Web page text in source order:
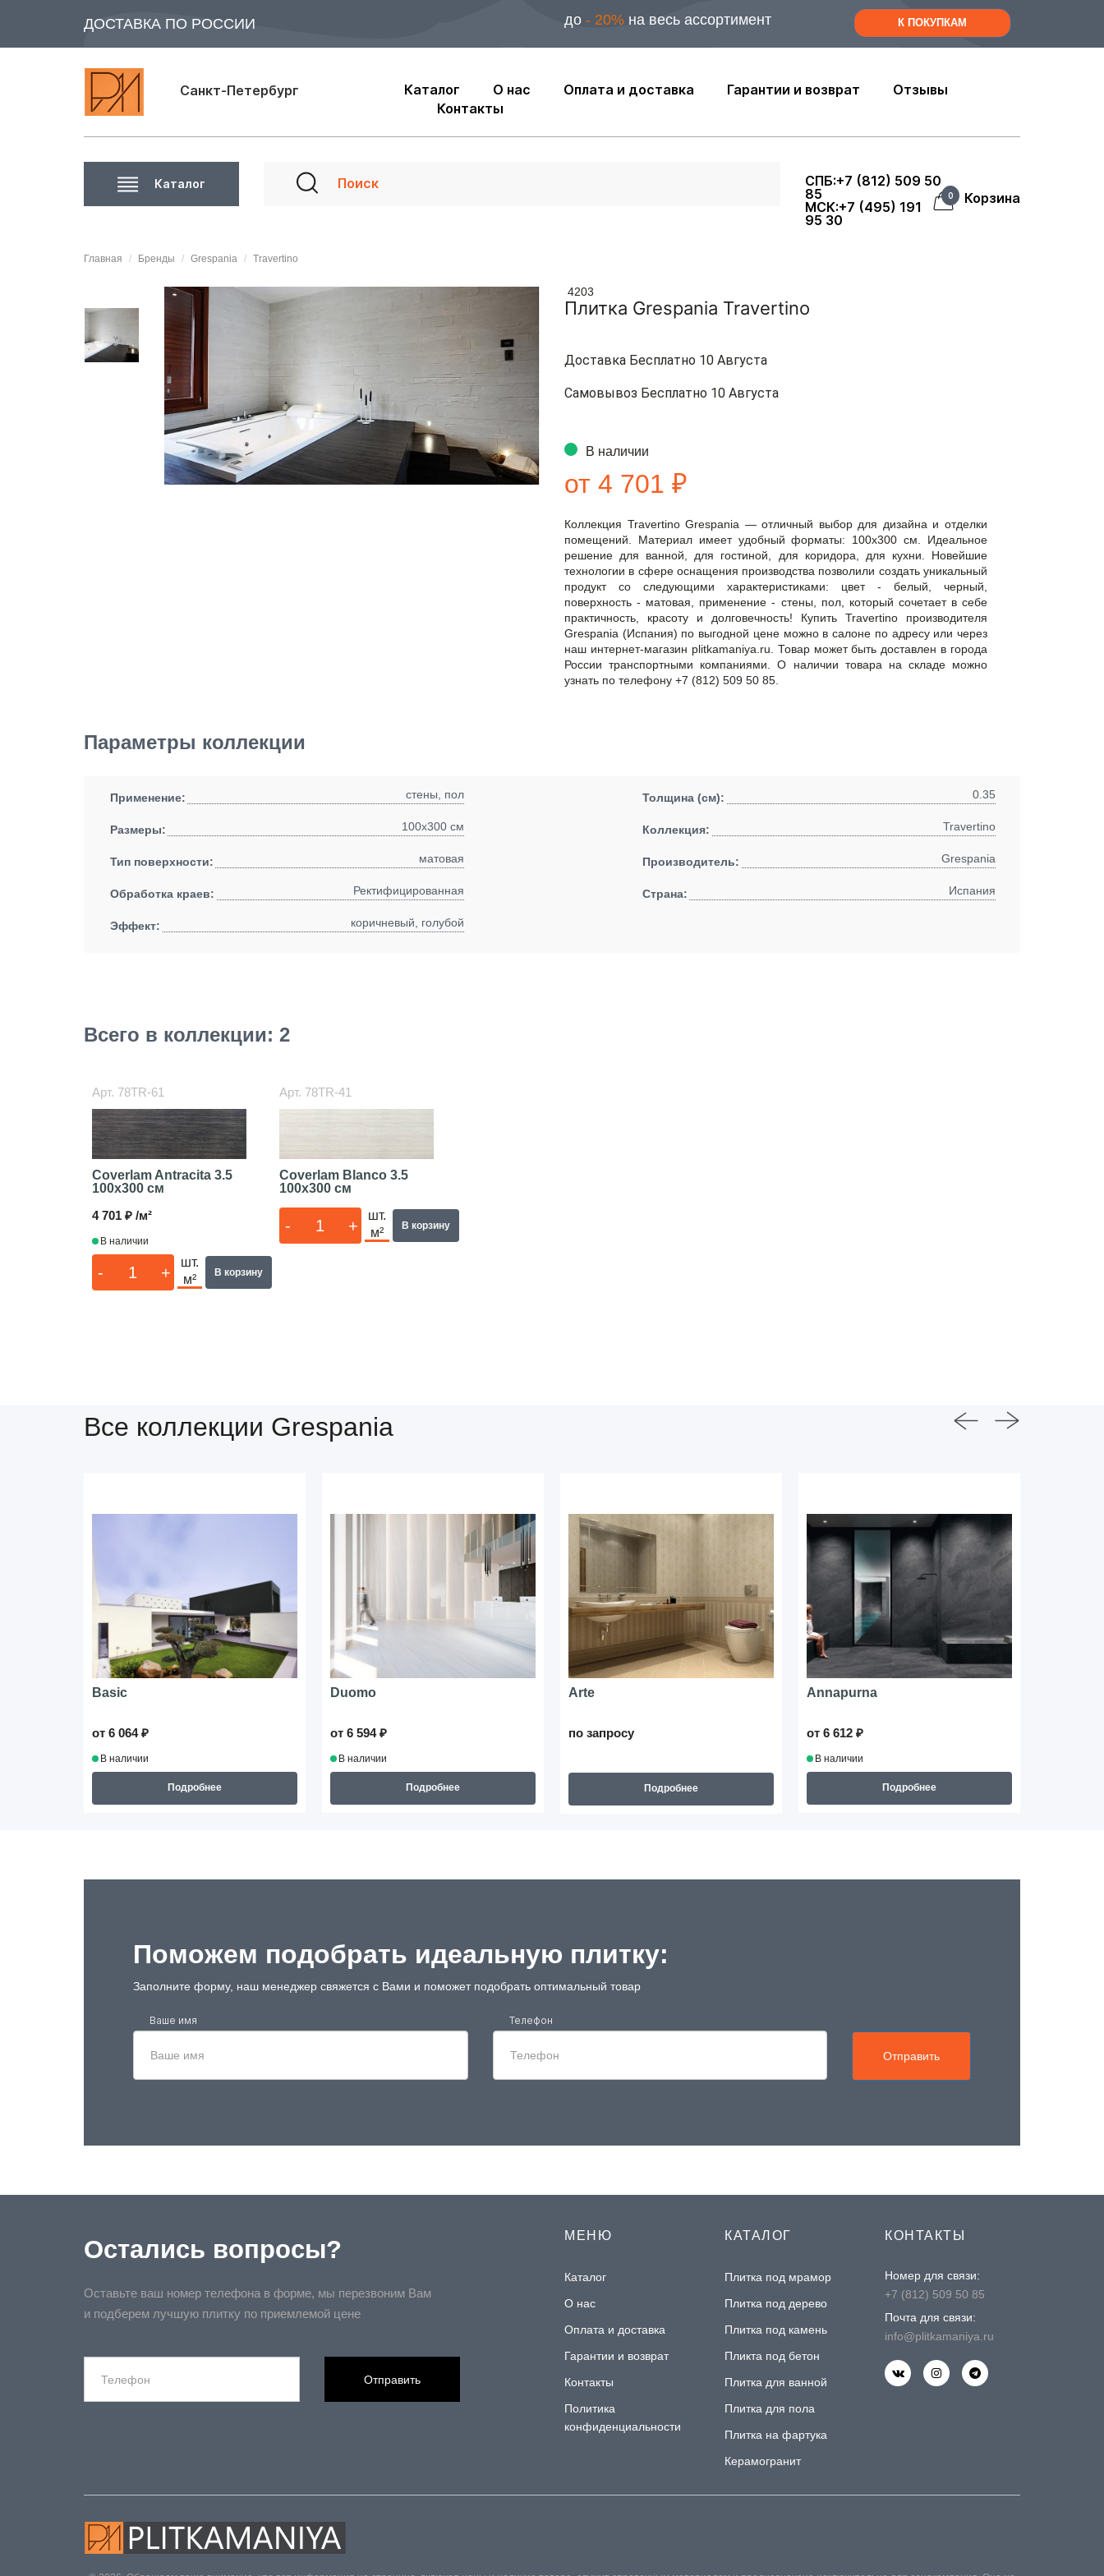
ДОСТАВКА ПО РОССИИ до - 20% на весь ассортимент К ПОКУПКАМ
Санкт-Петербург Каталог О нас Оплата и доставка Гарантии и возврат
Отзывы
Контакты
Каталог
СПБ:+7 (812) 509 50
85
МСК:+7 (495) 191
95 30
0 Корзина
Главная Бренды Grespania Travertino
4203
Плитка Grespania Travertino
Доставка Бесплатно 10 Августа
Самовывоз Бесплатно 10 Августа
В наличии
от 4 701 ₽
Коллекция Travertino Grespania — отличный выбор для дизайна и отделки
помещений. Материал имеет удобный форматы: 100x300 см. Идеальное
решение для ванной, для гостиной, для коридора, для кухни. Новейшие
технологии в сфере оснащения производства позволили создать уникальный
продукт со следующими характеристиками: цвет - белый, черный,
поверхность - матовая, применение - стены, пол, который сочетает в себе
практичность, красоту и долговечность! Купить Travertino производителя
Grespania (Испания) по выгодной цене можно в салоне по адресу или через
наш интернет-магазин plitkamaniya.ru. Товар может быть доставлен в города
России транспортными компаниями. О наличии товара на складе можно
узнать по телефону +7 (812) 509 50 85.
Параметры коллекции
Применение: стены, пол
Размеры: 100x300 см
Тип поверхности: матовая
Обработка краев: Ректифицированная
Эффект: коричневый, голубой
Толщина (см): 0.35
Коллекция: Travertino
Производитель: Grespania
Страна: Испания
Всего в коллекции: 2
Арт. 78TR-61
Coverlam Antracita 3.5
100x300 см
4 701 ₽ /м²
В наличии
- +
шт.
м²
В корзину
Арт. 78TR-41
Coverlam Blanco 3.5
100x300 см
- +
шт.
м²
В корзину
Все коллекции Grespania
Basic
от 6 064 ₽
В наличии
Подробнее
Duomo
от 6 594 ₽
В наличии
Подробнее
Arte
по запросу
Подробнее
Annapurna
от 6 612 ₽
В наличии
Подробнее
Поможем подобрать идеальную плитку:
Заполните форму, наш менеджер свяжется с Вами и поможет подобрать оптимальный товар
Ваше имя Телефон
Отправить
Остались вопросы?
Оставьте ваш номер телефона в форме, мы перезвоним Вам
и подберем лучшую плитку по приемлемой цене
Отправить
МЕНЮ
Каталог
О нас
Оплата и доставка
Гарантии и возврат
Контакты
Политика
конфиденциальности
КАТАЛОГ
Плитка под мрамор
Плитка под дерево
Плитка под камень
Пликта под бетон
Плитка для ванной
Плитка для пола
Плитка на фартука
Керамогранит
КОНТАКТЫ
Номер для связи:
+7 (812) 509 50 85
Почта для связи:
info@plitkamaniya.ru